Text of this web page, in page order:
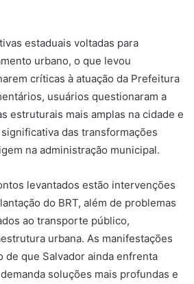
estaduais voltadas para
urbano, o que levou
críticas à atuação da Prefeitura
usuários questionaram a
estruturais mais amplas na cidade e
das transformações
na administração municipal.
levantados estão intervenções
do BRT, além de problemas
ao transporte público,
urbana. As manifestações
de que Salvador ainda enfrenta
soluções mais profundas e